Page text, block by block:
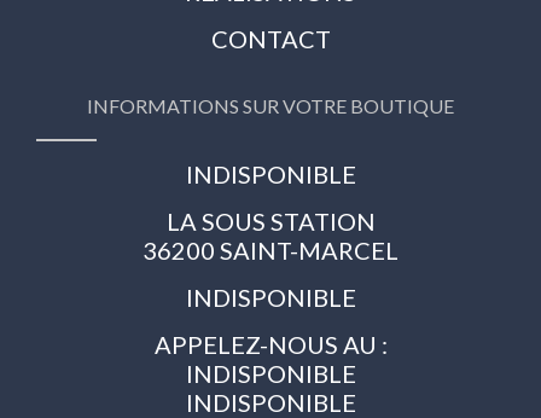
CONTACT
INFORMATIONS SUR VOTRE BOUTIQUE
INDISPONIBLE
LA SOUS STATION
36200 SAINT-MARCEL
INDISPONIBLE
APPELEZ-NOUS AU :
INDISPONIBLE
INDISPONIBLE